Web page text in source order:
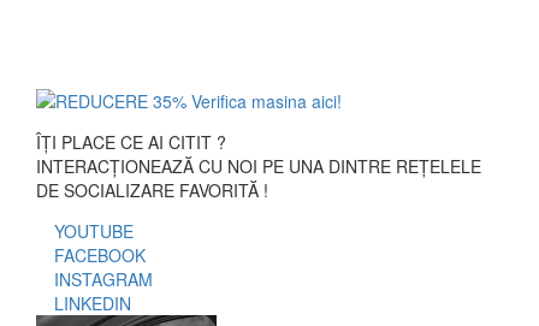
ÎȚI PLACE CE AI CITIT ?
INTERACȚIONEAZĂ CU NOI PE UNA DINTRE REȚELELE
DE SOCIALIZARE FAVORITĂ !
YOUTUBE
FACEBOOK
INSTAGRAM
LINKEDIN